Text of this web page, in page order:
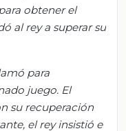
obtener el
al rey a superar su
para
juego. El
su recuperación
el rey insistió e